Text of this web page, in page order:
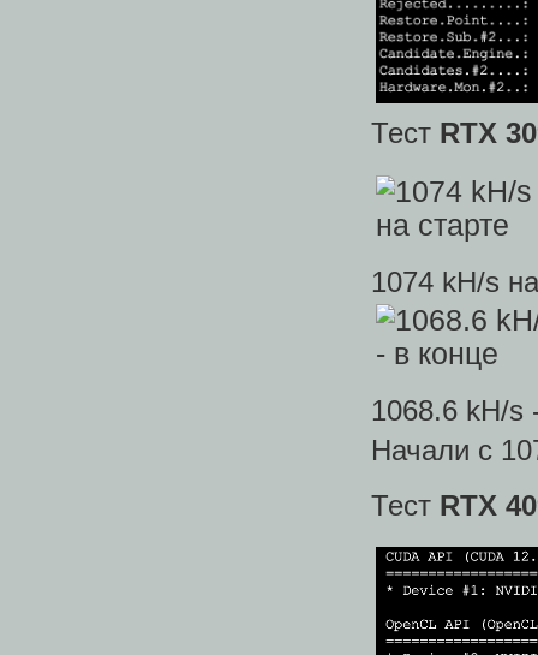
Тест RTX
1074 kH/s
1068.6 kH/s
Начали с
Тест RTX